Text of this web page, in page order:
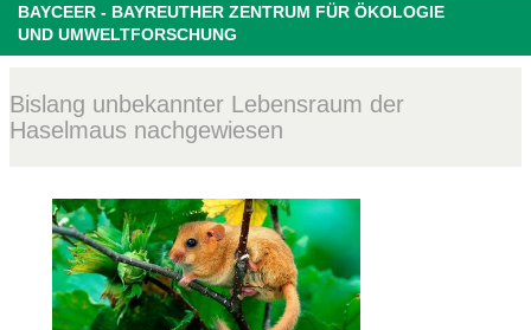
BAYCEER - BAYREUTHER ZENTRUM FÜR ÖKOLOGIE
UND UMWELTFORSCHUNG
Bislang unbekannter Lebensraum der
Haselmaus nachgewiesen